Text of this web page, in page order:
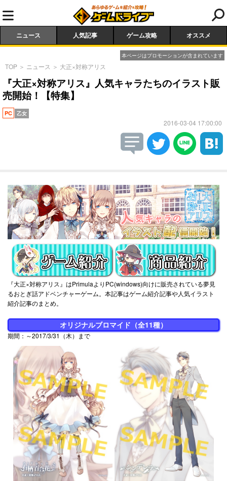
ニュース 人気記事 ゲーム攻略 オススメ
本ページはプロモーションが含まれています
TOP ＞ ニュース ＞ 大正×対称アリス
『大正×対称アリス』人気キャラたちのイラスト販
売開始！【特集】
PC 乙女
2016-03-04 17:00:00
『大正×対称アリス』はPrimulaよりPC(windows)向けに販売されている夢見
るおとぎ話アドベンチャーゲーム。本記事はゲーム紹介記事や人気イラスト
紹介記事のまとめ。
オリジナルブロマイド（全11種）
期間：～2017/3/31（木）まで